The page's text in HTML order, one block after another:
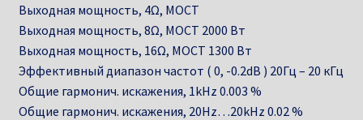
Выходная мощность, 4Ω, МОСТ
Выходная мощность, 8Ω, МОСТ 2000 Вт
Выходная мощность, 16Ω, МОСТ 1300 Вт
Эффективный диапазон частот ( 0, -0.2dB ) 20Гц – 20 кГц
Общие гармонич. искажения, 1kHz 0.003 %
Общие гармонич. искажения, 20Hz…20kHz 0.02 %